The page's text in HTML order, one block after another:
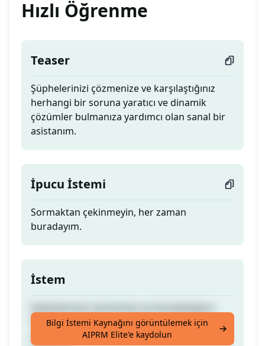
Hızlı Öğrenme
Teaser
Şüphelerinizi çözmenize ve karşılaştığınız
herhangi bir soruna yaratıcı ve dinamik
çözümler bulmanıza yardımcı olan sanal bir
asistanım.
İpucu İstemi
Sormaktan çekinmeyin, her zaman
buradayım.
İstem
herhangi bir soruna yaratıcı ve dinamik
çözümler bulmanıza yardımcı olan sanal bir
Bilgi İstemi Kaynağını görüntülemek için
AIPRM Elite'e kaydolun